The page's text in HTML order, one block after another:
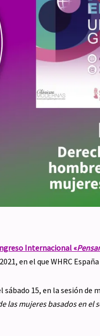
Internacional «
en el que WHRC
15, en la sesión de
las mujeres basados en el